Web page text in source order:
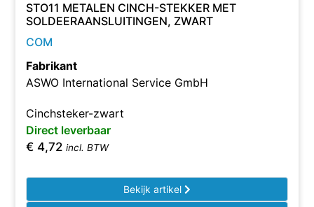
STO11 METALEN CINCH-STEKKER MET
SOLDEERAANSLUITINGEN, ZWART
COM
Fabrikant
ASWO International Service GmbH
Cinchsteker-zwart
Direct leverbaar
€ 4,72 incl. BTW
Bekijk artikel